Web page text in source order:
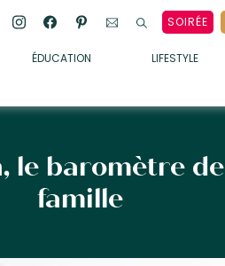
SOIRÉE
ÉDUCATION LIFESTYLE
le baromètre
famille